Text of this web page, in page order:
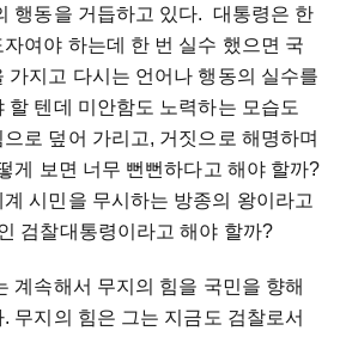
행동을 거듭하고 있다. 대통령은 한
여야 하는데 한 번 실수 했으면 국
가지고 다시는 언어나 행동의 실수를
할 텐데 미안함도 노력하는 모습도
로 덮어 가리고, 거짓으로 해명하며
게 보면 너무 뻔뻔하다고 해야 할까?
시민을 무시하는 방종의 왕이라고
검찰대통령이라고 해야 할까?
계속해서 무지의 힘을 국민을 향해
무지의 힘은 그는 지금도 검찰로서